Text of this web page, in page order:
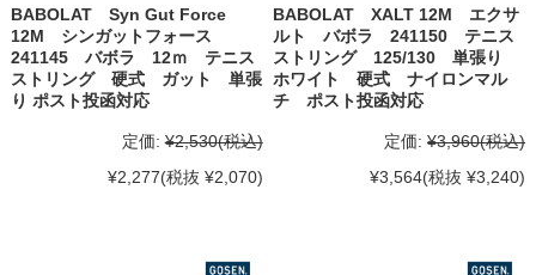
BABOLAT Syn Gut Force
12M シンガットフォース
241145 バボラ 12ｍ テニス
ストリング 硬式 ガット 単張
り ポスト投函対応
定価: ¥2,530(税込)
¥2,277(税抜 ¥2,070)
BABOLAT XALT 12M エクサ
ルト バボラ 241150 テニス
ストリング 125/130 単張り
ホワイト 硬式 ナイロンマル
チ ポスト投函対応
定価: ¥3,960(税込)
¥3,564(税抜 ¥3,240)